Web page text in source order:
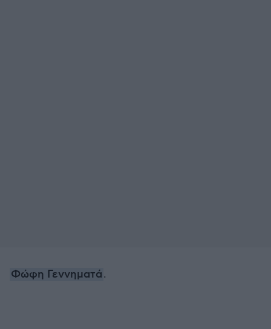
Φώφη Γεννηματά.